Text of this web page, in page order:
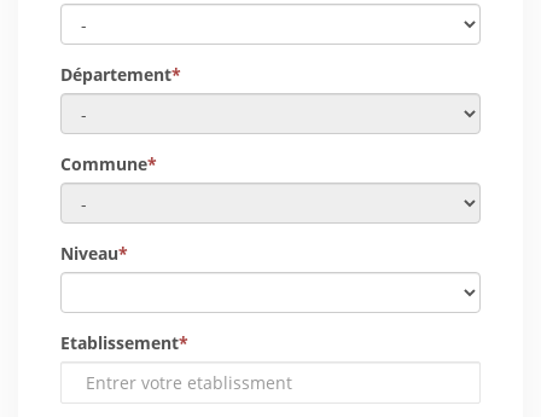
Département*
Commune*
Niveau*
Etablissement*